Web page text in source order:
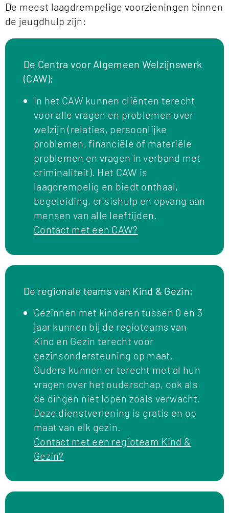
De meest laagdrempelige voorzieningen binnen
de jeugdhulp zijn:
De Centra voor Algemeen Welzijnswerk
(CAW);
In het CAW kunnen cliënten terecht
voor alle vragen en problemen over
welzijn (relaties, persoonlijke
problemen, financiële of materiële
problemen en vragen in verband met
criminaliteit). Het CAW is
laagdrempelig en biedt onthaal,
begeleiding, crisishulp en opvang aan
mensen van alle leeftijden.
Contact met een CAW?
De regionale teams van Kind & Gezin;
Gezinnen met kinderen tussen 0 en 3
jaar kunnen bij de regioteams van
Kind en Gezin terecht voor
gezinsondersteuning op maat.
Ouders kunnen er terecht met al hun
vragen over het ouderschap, ook als
de dingen niet lopen zoals verwacht.
Deze dienstverlening is gratis en op
maat van elk gezin.
Contact met een regioteam Kind &
Gezin?